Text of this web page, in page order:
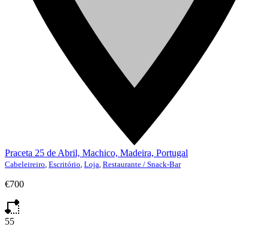
Praceta 25 de Abril, Machico, Madeira, Portugal
Cabeleireiro Escritório Loja Restaurante / Snack-Bar
€700
55